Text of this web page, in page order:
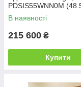
PDSIS55WNN0M
товщина шва 1 мм,
яскравість 700 cd/m2)
В наявності
215 600 ₴
Купити